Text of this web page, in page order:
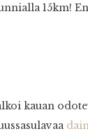
15km!
kauan